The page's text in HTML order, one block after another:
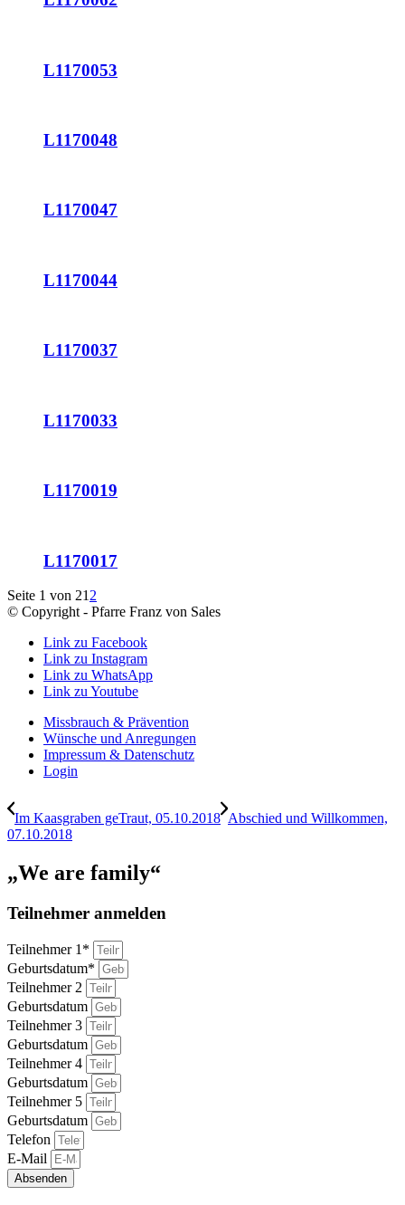
L1170053
L1170048
L1170047
L1170044
L1170037
L1170033
L1170019
L1170017
Seite 1 von 21 2
© Copyright - Pfarre Franz von Sales
Link zu Facebook
Link zu Instagram
Link zu WhatsApp
Link zu Youtube
Missbrauch & Prävention
Wünsche und Anregungen
Impressum & Datenschutz
Login
Im Kaasgraben geTraut, 05.10.2018 Abschied und Willkommen,
07.10.2018
„We are family“
Teilnehmer anmelden
Teilnehmer 1*
Geburtsdatum*
Teilnehmer 2
Geburtsdatum
Teilnehmer 3
Geburtsdatum
Teilnehmer 4
Geburtsdatum
Teilnehmer 5
Geburtsdatum
Telefon
E-Mail
Absenden